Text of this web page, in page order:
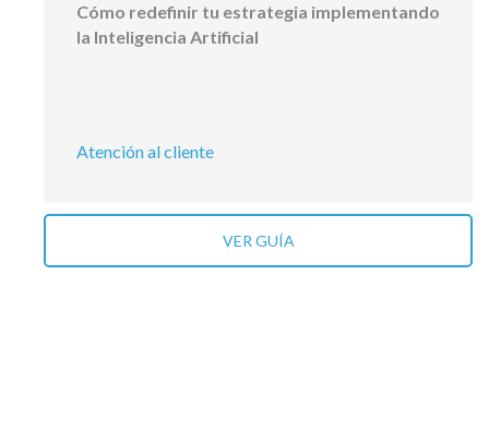
Cómo redefinir tu estrategia implementando
la Inteligencia Artificial
Atención al cliente
VER GUÍA